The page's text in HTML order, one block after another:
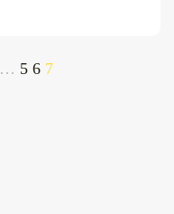
… 5 6 7